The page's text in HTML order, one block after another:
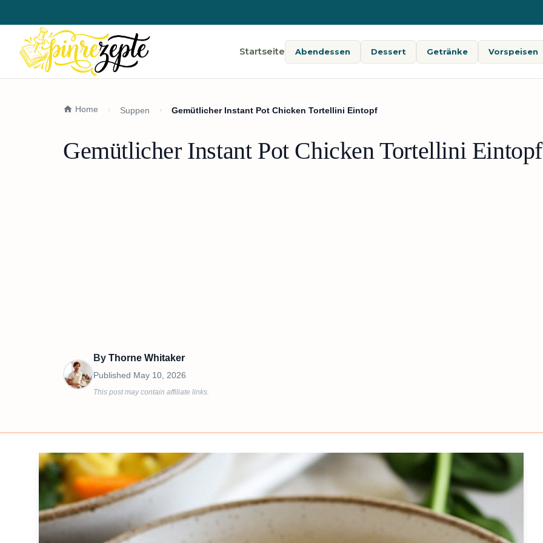
Startseite Abendessen Dessert Getränke Vorspeisen
Home Suppen Gemütlicher Instant Pot Chicken Tortellini Eintopf
Gemütlicher Instant Pot Chicken Tortellini Eintopf
By Thorne Whitaker
Published May 10, 2026
This post may contain affiliate links.